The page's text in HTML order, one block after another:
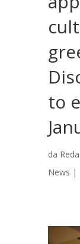
to
da
News |